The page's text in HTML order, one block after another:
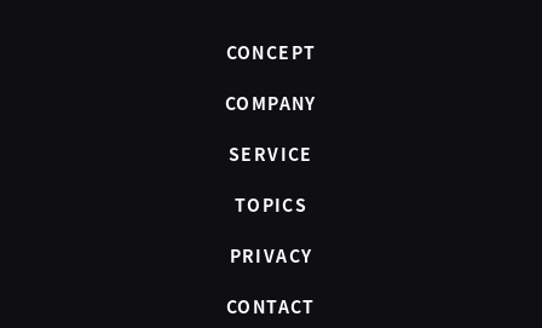
CONCEPT
COMPANY
SERVICE
TOPICS
PRIVACY
CONTACT